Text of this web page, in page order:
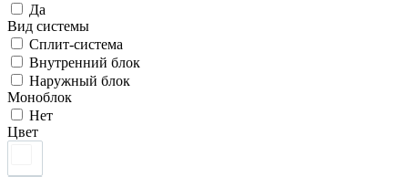
Да
Вид системы
Сплит-система
Внутренний блок
Наружный блок
Моноблок
Нет
Цвет